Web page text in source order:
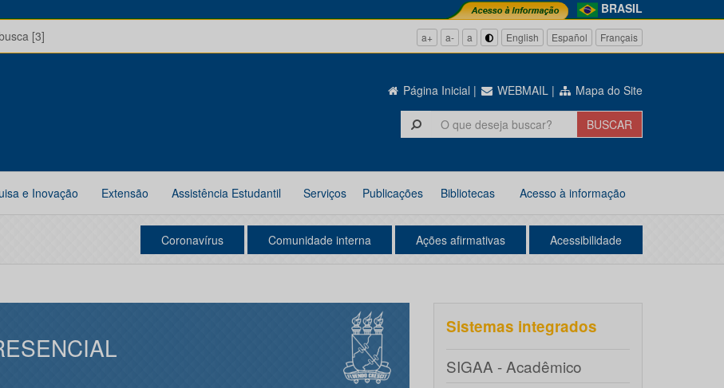
BRASIL
[3] a+ a- a English Español Français
Página Inicial | WEBMAIL | Mapa do Site
e Inovação Extensão Assistência Estudantil Serviços Publicações Bibliotecas Acesso à informação
Coronavírus Comunidade interna Ações afirmativas Acessibilidade
Sistemas integrados
SIGAA - Acadêmico